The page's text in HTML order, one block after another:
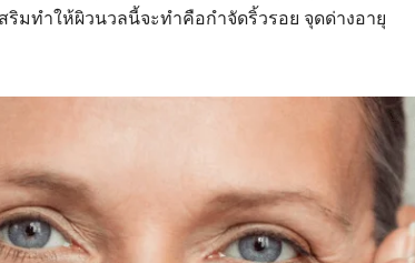
มทำให้ผิวนวลนี้จะทำคือกำจัดริ้วรอย จุดด่างอายุ